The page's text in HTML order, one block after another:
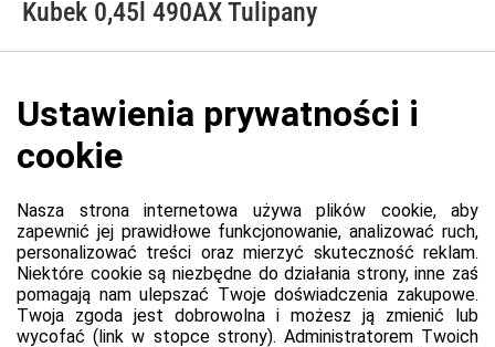
Kubek 0,45l 490AX Tulipany
Platforma
Informacje o platformie
Regulamin dla kupujących
Polityka prywatności platformy
Zgłoś błąd lub naruszenie
Ustawienia cookie